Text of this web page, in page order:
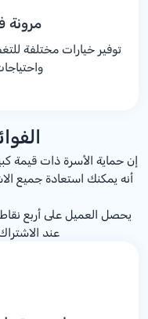
مرونة
توفير خيارات مختلفة
إن حماية الأسرة ذات قيمة
أنه يمكنك استعادة جميع
يحصل العميل على أربع نقاط
عند